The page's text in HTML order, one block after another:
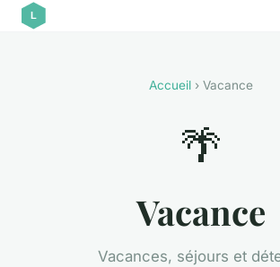
Accueil › Vacance
🌴
Vacance
Vacances, séjours et